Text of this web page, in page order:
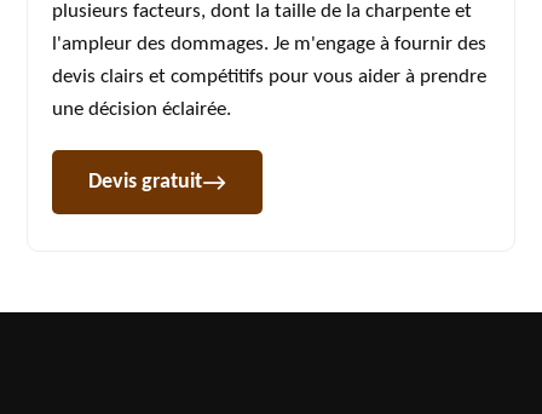
plusieurs facteurs, dont la taille de la charpente et
l'ampleur des dommages. Je m'engage à fournir des
devis clairs et compétitifs pour vous aider à prendre
une décision éclairée.
Devis gratuit